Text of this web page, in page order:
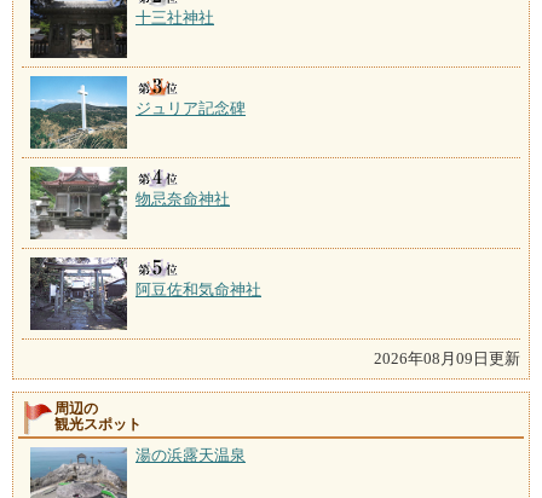
十三社神社
ジュリア記念碑
物忌奈命神社
阿豆佐和気命神社
2026年08月09日更新
周辺の
観光スポット
湯の浜露天温泉